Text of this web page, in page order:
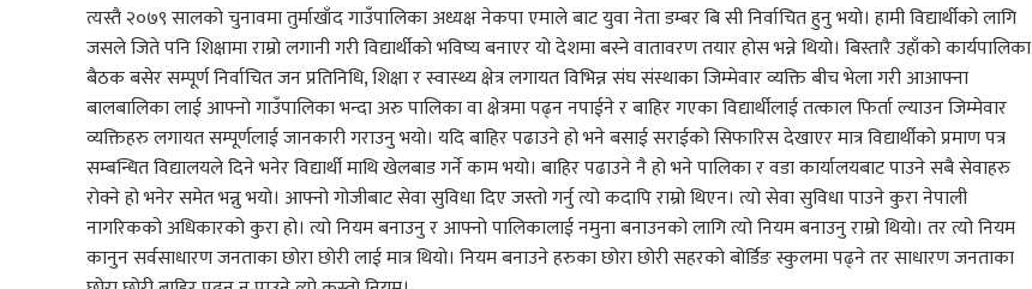
त्यस्तै २०७९ सालको चुनावमा तुर्माखाँद गाउँपालिका अध्यक्ष नेकपा एमाले बाट युवा नेता डम्बर बि सी निर्वाचित हुनु भयो। हामी विद्यार्थीको लागि
जसले जिते पनि शिक्षामा राम्रो लगानी गरी विद्यार्थीको भविष्य बनाएर यो देशमा बस्ने वातावरण तयार होस भन्ने थियो। बिस्तारै उहाँको कार्यपालिका
बैठक बसेर सम्पूर्ण निर्वाचित जन प्रतिनिधि, शिक्षा र स्वास्थ्य क्षेत्र लगायत विभिन्न संघ संस्थाका जिम्मेवार व्यक्ति बीच भेला गरी आआफ्ना
बालबालिका लाई आफ्नो गाउँपालिका भन्दा अरु पालिका वा क्षेत्रमा पढ्न नपाईने र बाहिर गएका विद्यार्थीलाई तत्काल फिर्ता ल्याउन जिम्मेवार
व्यक्तिहरु लगायत सम्पूर्णलाई जानकारी गराउनु भयो। यदि बाहिर पढाउने हो भने बसाई सराईको सिफारिस देखाएर मात्र विद्यार्थीको प्रमाण पत्र
सम्बन्धित विद्यालयले दिने भनेर विद्यार्थी माथि खेलबाड गर्ने काम भयो। बाहिर पढाउने नै हो भने पालिका र वडा कार्यालयबाट पाउने सबै सेवाहरु
रोक्ने हो भनेर समेत भन्नु भयो। आफ्नो गोजीबाट सेवा सुविधा दिए जस्तो गर्नु त्यो कदापि राम्रो थिएन। त्यो सेवा सुविधा पाउने कुरा नेपाली
नागरिकको अधिकारको कुरा हो। त्यो नियम बनाउनु र आफ्नो पालिकालाई नमुना बनाउनको लागि त्यो नियम बनाउनु राम्रो थियो। तर त्यो नियम
कानुन सर्वसाधारण जनताका छोरा छोरी लाई मात्र थियो। नियम बनाउने हरुका छोरा छोरी सहरको बोर्डिङ स्कुलमा पढ्ने तर साधारण जनताका